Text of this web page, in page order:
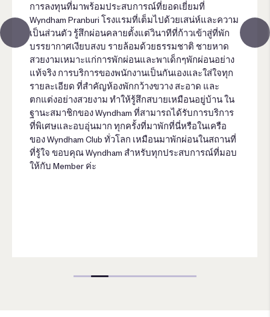
การลงทุนที่มาพร้อมประสบการณ์ที่ยอดเยี่ยมที่
Wyndham Pranburi โรงแรมที่เต็มไปด้วยเสน่ห์และความ
เป็นส่วนตัว รู้สึกผ่อนคลายตั้งแต่วินาทีที่ก้าวเข้าสู่ที่พัก
บรรยากาศเงียบสงบ รายล้อมด้วยธรรมชาติ ชายหาด
สวยงามเหมาะแก่การพักผ่อนและพาเด็กๆพักผ่อนอย่าง
แท้จริง การบริการของพนักงานเป็นกันเองและใส่ใจทุก
รายละเอียด ที่สำคัญห้องพักกว้างขวาง สะอาด และ
ตกแต่งอย่างสวยงาม ทำให้รู้สึกสบายเหมือนอยู่บ้าน ใน
ฐานะสมาชิกของ Wyndham ที่สามารถได้รับการบริการ
ที่พิเศษและอบอุ่นมาก ทุกครั้งที่มาพักที่นี่หรือในเครือ
ของ Wyndham Club ทั่วโลก เหมือนมาพักผ่อนในสถานที่
ที่รู้ใจ ขอบคุณ Wyndham สำหรับทุกประสบการณ์ที่มอบ
ให้กับ Member ค่ะ